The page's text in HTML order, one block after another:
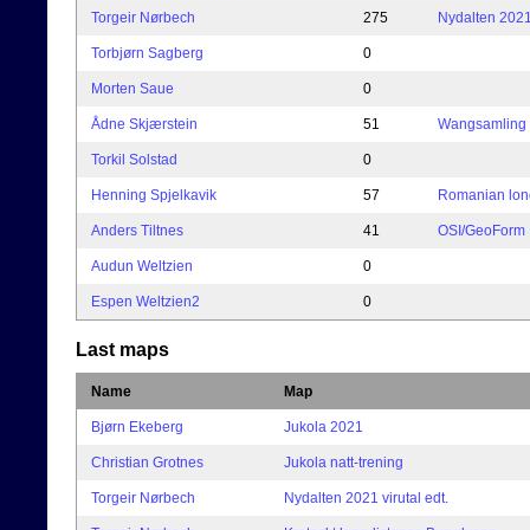
Torgeir Nørbech 275 Nydalten
Torbjørn Sagberg 0
Morten Saue 0
Ådne Skjærstein 51 Wangsamling
Torkil Solstad 0
Henning Spjelkavik 57 Romanian
Anders Tiltnes 41 OSI/
Audun Weltzien 0
Espen Weltzien2 0
Last maps
Name Map
Bjørn Ekeberg Jukola 2021
Christian Grotnes Jukola natt-trening
Torgeir Nørbech Nydalten 2021 virutal edt.